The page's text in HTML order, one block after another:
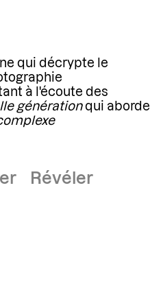
qui décrypte le
à l'écoute des
générationqui aborde
Révéler